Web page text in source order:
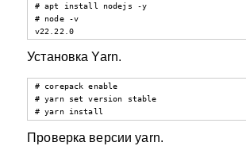
# apt install nodejs -y
# node -v
v22.22.0
Установка Yarn.
# corepack enable
# yarn set version stable
# yarn install
Проверка версии yarn.